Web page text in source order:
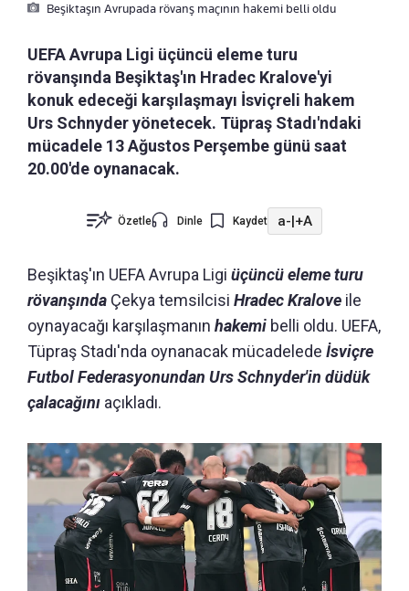
Beşiktaşın Avrupada rövanş maçının hakemi belli oldu
UEFA Avrupa Ligi üçüncü eleme turu
rövanşında Beşiktaş'ın Hradec Kralove'yi
konuk edeceği karşılaşmayı İsviçreli hakem
Urs Schnyder yönetecek. Tüpraş Stadı'ndaki
mücadele 13 Ağustos Perşembe günü saat
20.00'de oynanacak.
Özetle Dinle Kaydet a-|+A
Beşiktaş'ın UEFA Avrupa Ligi üçüncü eleme turu
rövanşında Çekya temsilcisi Hradec Kralove ile
oynayacağı karşılaşmanın hakemi belli oldu. UEFA,
Tüpraş Stadı'nda oynanacak mücadelede İsviçre
Futbol Federasyonundan Urs Schnyder'in düdük
çalacağını açıkladı.